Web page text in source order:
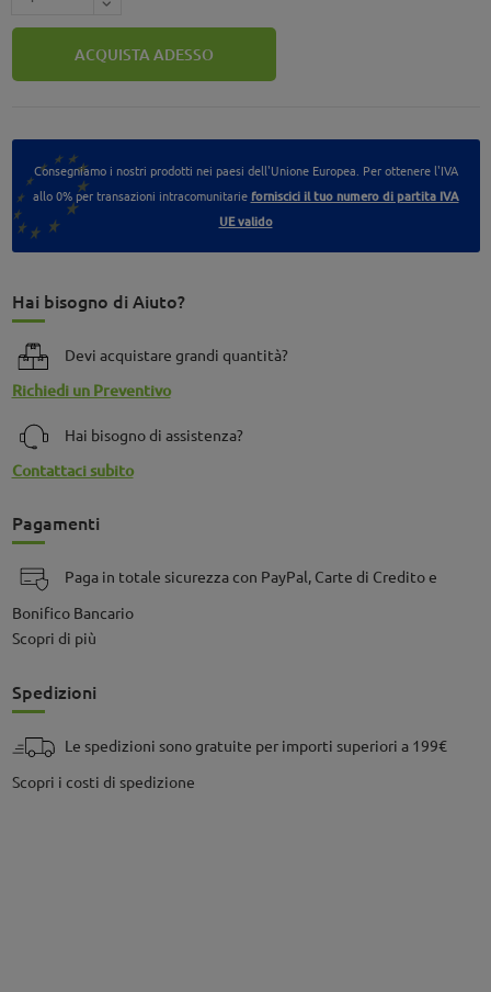
ACQUISTA ADESSO
Consegniamo i nostri prodotti nei paesi dell'Unione Europea. Per ottenere l'IVA
allo 0% per transazioni intracomunitarie forniscici il tuo numero di partita IVA
UE valido
Hai bisogno di Aiuto?
Devi acquistare grandi quantità?
Richiedi un Preventivo
Hai bisogno di assistenza?
Contattaci subito
Pagamenti
Paga in totale sicurezza con PayPal, Carte di Credito e
Bonifico Bancario
Scopri di più
Spedizioni
Le spedizioni sono gratuite per importi superiori a 199€
Scopri i costi di spedizione